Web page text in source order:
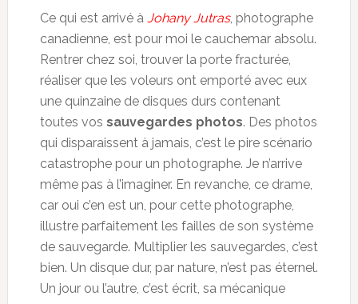
Ce qui est arrivé à Johany Jutras, photographe
canadienne, est pour moi le cauchemar absolu.
Rentrer chez soi, trouver la porte fracturée,
réaliser que les voleurs ont emporté avec eux
une quinzaine de disques durs contenant
toutes vos sauvegardes photos. Des photos
qui disparaissent à jamais, c’est le pire scénario
catastrophe pour un photographe. Je n’arrive
même pas à l’imaginer. En revanche, ce drame,
car oui c’en est un, pour cette photographe,
illustre parfaitement les failles de son système
de sauvegarde. Multiplier les sauvegardes, c’est
bien. Un disque dur, par nature, n’est pas éternel.
Un jour ou l’autre, c’est écrit, sa mécanique